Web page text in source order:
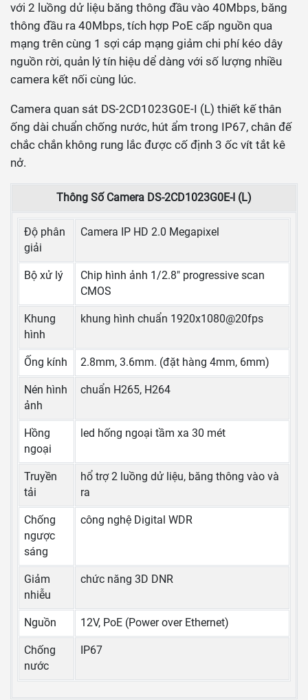
với 2 luồng dử liệu băng thông đầu vào 40Mbps, băng
thông đầu ra 40Mbps, tích hợp PoE cấp nguồn qua
mạng trên cùng 1 sợi cáp mạng giảm chi phí kéo dây
nguồn rời, quản lý tín hiệu dể dàng với số lượng nhiều
camera kết nối cùng lúc.
Camera quan sát DS-2CD1023G0E-I (L) thiết kế thân
ống dài chuẩn chống nước, hút ẩm trong IP67, chân đế
chắc chắn không rung lắc được cố định 3 ốc vít tắt kê
nở.
Thông Số Camera DS-2CD1023G0E-I (L)
Độ phân
giải
Camera IP HD 2.0 Megapixel
Bộ xử lý
Chip hình ảnh 1/2.8" progressive scan
CMOS
Khung
hình
khung hình chuẩn 1920x1080@20fps
Ống kính 2.8mm, 3.6mm. (đặt hàng 4mm, 6mm)
Nén hình
ảnh
chuẩn H265, H264
Hồng
ngoại
led hống ngoại tầm xa 30 mét
Truyền
tải
hổ trợ 2 luồng dử liệu, băng thông vào và
ra
Chống
ngược
sáng
công nghệ Digital WDR
Giảm
nhiễu
chức năng 3D DNR
Nguồn 12V, PoE (Power over Ethernet)
Chống
nước
IP67